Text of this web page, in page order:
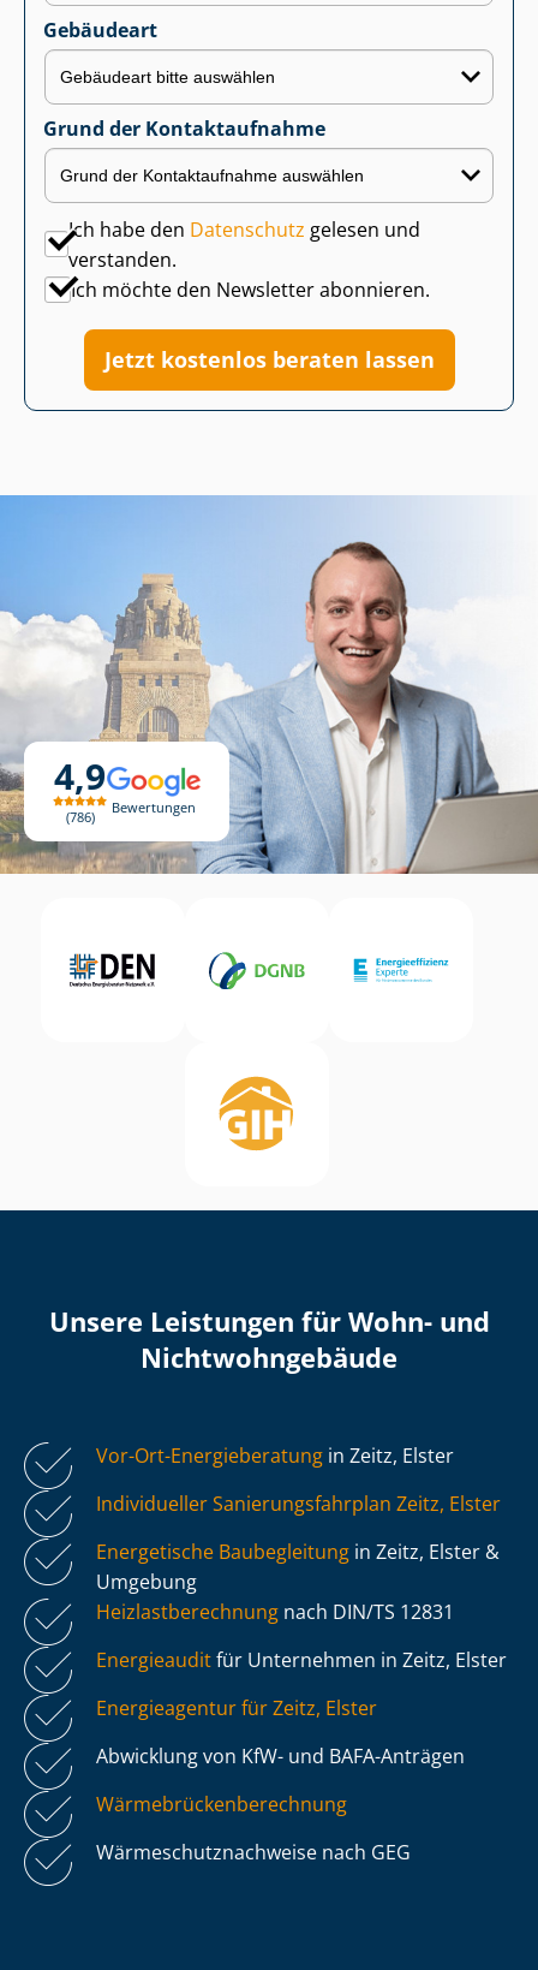
4,9
786
Bewertungen
Gebäudeart
Grund der Kontaktaufnahme
Ich habe den Datenschutz gelesen und
verstanden.
Ich möchte den Newsletter abonnieren.
Jetzt kostenlos beraten lassen
Unsere Leistungen für Wohn- und
Nicht­wohn­ge­bäu­de
Vor-Ort-Energieberatung in Zeitz, Elster
Individueller Sa­nie­rungs­fahr­plan Zeitz, Elster
Energetische Baubegleitung in Zeitz, Elster &
Umgebung
Heiz­last­be­rech­nung nach DIN/TS 12831
Energieauditfür Unternehmen in Zeitz, Elster
Energieagentur für Zeitz, Elster
Abwicklung von KfW- und BAFA-Anträgen
Wär­me­brü­cken­be­rech­nung
Wär­me­schutz­nach­wei­se nach GEG